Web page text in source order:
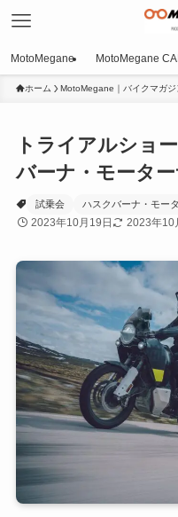
MotoMegane MotoMegane
ホーム MotoMegane｜バイクマガジ
トライアルショ
バーナ・モータ
試乗会 ハスクバーナ・モー
2023年10月19日 2023年10